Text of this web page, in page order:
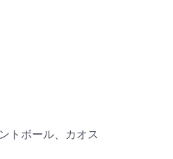
トボール、カオス